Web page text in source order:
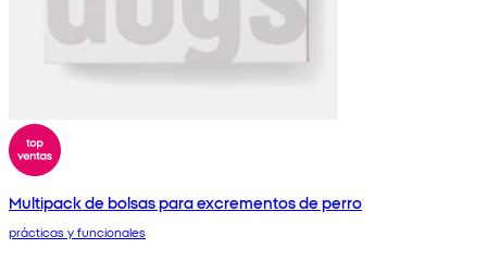
Multipack de bolsas para excrementos de perro
prácticas y funcionales